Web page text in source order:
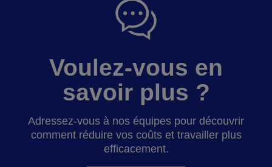
Voulez-vous en
savoir plus ?
Adressez-vous à nos équipes pour découvrir
comment réduire vos coûts et travailler plus
efficacement.